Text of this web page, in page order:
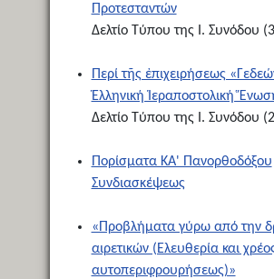
Προτεσταντών
Δελτίο Τύπου της Ι. Συνόδου
Περί τῆς ἐπιχειρήσεως
Ἑλληνική Ἱεραποστολική
Δελτίο Τύπου της Ι. Συνόδου
Πορίσματα ΚΑ' Πανορθοδόξου
Συνδιασκέψεως
«Προβλήματα γύρω από την
αιρετικών (Ελευθερία και
αυτοπεριφρουρήσεως)»